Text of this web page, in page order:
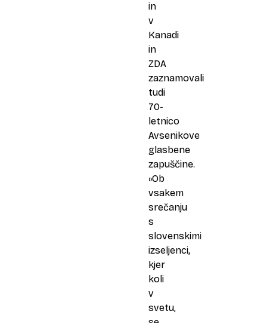
in
v
Kanadi
in
ZDA
zaznamovali
tudi
70-
letnico
Avsenikove
glasbene
zapuščine.
»Ob
vsakem
srečanju
s
slovenskimi
izseljenci,
kjer
koli
v
svetu,